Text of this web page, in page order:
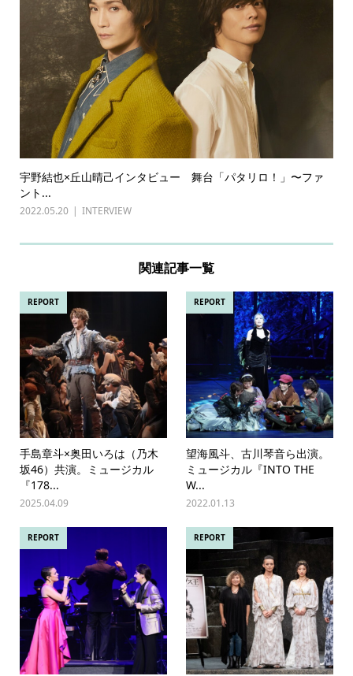
宇野結也×丘山晴己インタビュー 舞台「パタリロ！」〜ファ
ント...
2022.05.20 INTERVIEW
関連記事一覧
REPORT
手島章斗×奥田いろは（乃木
坂46）共演。ミュージカル
『178...
2025.04.09
REPORT
望海風斗、古川琴音ら出演。
ミュージカル『INTO THE
W...
2022.01.13
REPORT REPORT